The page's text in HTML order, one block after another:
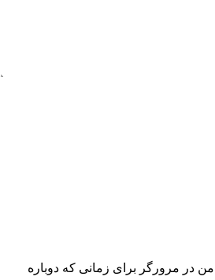
در مرورگر برای زمانی که دوباره